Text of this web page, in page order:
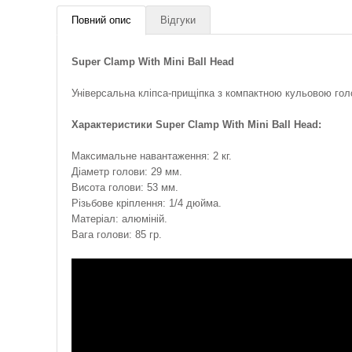
Повний опис Відгуки
Super Clamp With Mini Ball Head
Універсальна кліпса-прищіпка з компактною кульовою
Характеристики Super Clamp With Mini Ball Head:
Максимальне навантаження: 2 кг.
Діаметр голови: 29 мм.
Висота голови: 53 мм.
Різьбове кріплення: 1/4 дюйма.
Матеріал: алюміній.
Вага голови: 85 гр.